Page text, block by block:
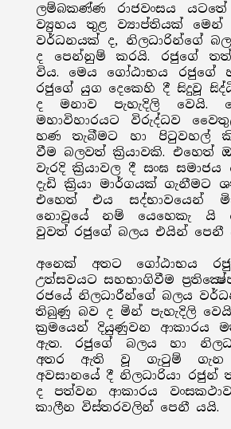
ලම්බකණ්ණ රාජවංසය යටතේ
ව්‍යුහය තුළ ව්‍යාප්තියක්
වර්ධනයක් ද, නිලධාරින්ගේ
ද පෙන්නුම් කරයි. රජුගේ
විය. මෙය ගෝඨාභය රජුගේ
රජුගේ යුග දෙකෙහි දී සිදුවූ
ද මනාව පැහැදිලි වෙයි.
මහාවිහාරයට විරුද්ධව
හණ තැබීමට හා පිටුවහල්
වීම බලවත් ක්‍රියාවකි. එහෙත්
වැරදි ක්‍රියාවල දී සංඝ
දැඩි ක්‍රියා මාර්ගයක්
එහෙත් එය සද්භාවයෙන්
නොවූයේ නම් යෙහෙකැ යි
වුවත් රජුගේ බලය එයින් පෙනී
අනෙක් අතට ගෝඨාභය
උත්සවයට සහභාගිවීම
රජයේ නිලධාරීන්ගේ බලය
තිබුණු බව ද මින් පැහැදිලි
ක්‍රමයෙන් දියුණුවන ආකාරය
ඇත. රජුගේ බලය හා
අතර ඇති වූ ගැටුම්
අවසානයේ දී නිලධාරියා
ද පත්වන ආකාරය
කාලීන විස්තරවලින් පෙනී යයි.